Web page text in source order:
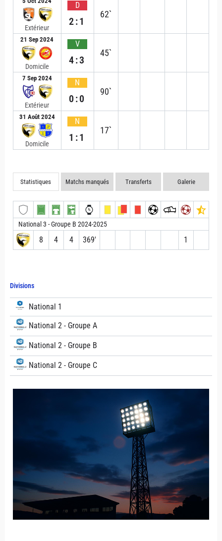
Divisions
National 1
National 2 - Groupe A
National 2 - Groupe B
National 2 - Groupe C
Extérieur
D
2:1
62`
21 Sep 2024
Domicile
V
4:3
45`
7 Sep 2024
Extérieur
N
0:0
90`
31 Août 2024
Domicile
N
1:1
17`
Statistiques Matchs manqués Transferts Galerie
National 3 - Groupe B 2024-2025
8 4 4 369′ 1